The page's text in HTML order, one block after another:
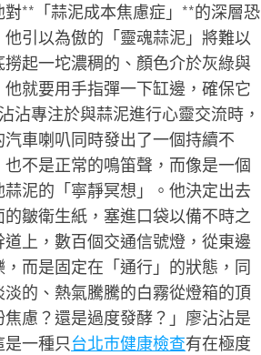
**「蒜泥成本焦慮症」**的深層恐
引以為傲的「靈魂蒜泥」將難以
起一坨濃稠的、顏色介於灰綠與
就要用手指彈一下缸邊，確保它
沾專注於與蒜泥進行心靈交流時，
車喇叭同時發出了一個持續不
不是正常的鳴笛聲，而像是一個
泥的「寧靜冥想」。他決定出去
皺衛生紙，塞進口袋以備不時之
上，數百個交通信號燈，從東邊
而是固定在「通行」的狀態，同
的、熱氣騰騰的白霧從燈箱的頂
慮？還是過度發酵？」廖沾沾是
一種只台北巿健康檢查有在極度